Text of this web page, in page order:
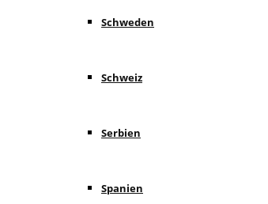
Schweden
Schweiz
Serbien
Spanien